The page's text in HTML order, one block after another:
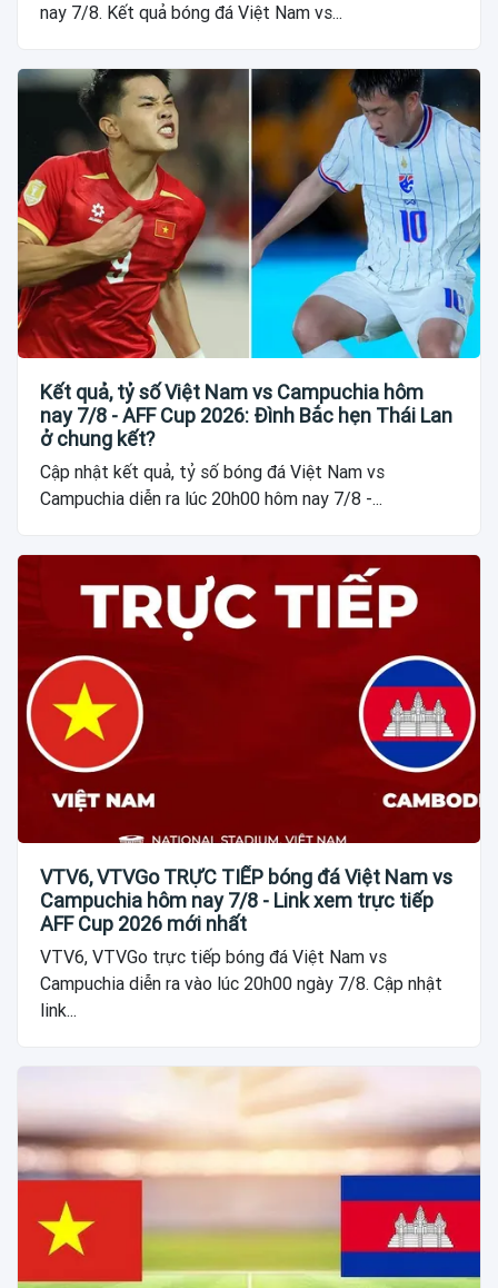
nay 7/8. Kết quả bóng đá Việt Nam vs...
Kết quả, tỷ số Việt Nam vs Campuchia hôm
nay 7/8 - AFF Cup 2026: Đình Bắc hẹn Thái Lan
ở chung kết?
Cập nhật kết quả, tỷ số bóng đá Việt Nam vs
Campuchia diễn ra lúc 20h00 hôm nay 7/8 -...
VTV6, VTVGo TRỰC TIẾP bóng đá Việt Nam vs
Campuchia hôm nay 7/8 - Link xem trực tiếp
AFF Cup 2026 mới nhất
VTV6, VTVGo trực tiếp bóng đá Việt Nam vs
Campuchia diễn ra vào lúc 20h00 ngày 7/8. Cập nhật
link...